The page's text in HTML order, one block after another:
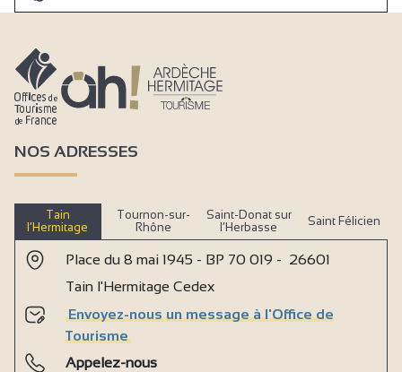
NOS ADRESSES
Tain
l’Hermitage
Tournon-sur-
Rhône
Saint-Donat sur
l’Herbasse
Saint Félicien
Place du 8 mai 1945 - BP 70 019 - 26601
Tain l'Hermitage Cedex
Envoyez-nous un message à l'Office de
Tourisme
Appelez-nous